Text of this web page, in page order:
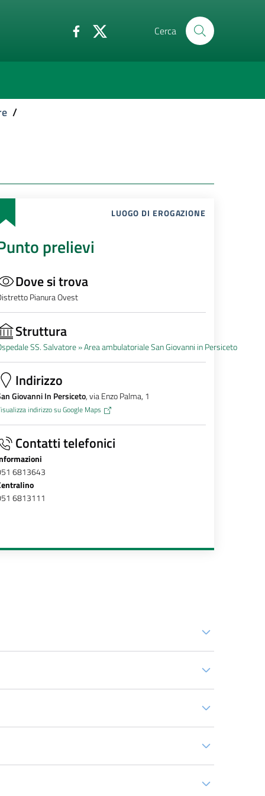
Cerca
/
LUOGO DI EROGAZIONE
prelievi
Dove si trova
Pianura Ovest
Struttura
SS. Salvatore »Area ambulatoriale San Giovanni in Persiceto
Indirizzo
Giovanni In Persiceto, via Enzo Palma, 1
indirizzo su Google Maps
Contatti telefonici
6813643
6813111